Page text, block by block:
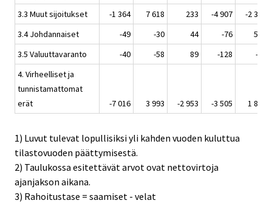
3.3 Muut sijoitukset
-1 364 7 618 233 -4 907
-2 398
3.4 Johdannaiset
-49 -30 44 -76
533
3.5 Valuuttavaranto
-40 -58 89 -128
-40
4. Virheelliset ja
tunnistamattomat
erät
-7 016 3 993 -2 953 -3 505 1 888
1) Luvut tulevat lopullisiksi yli kahden vuoden kuluttua
tilastovuoden päättymisestä.
2) Taulukossa esitettävät arvot ovat nettovirtoja
ajanjakson aikana.
3) Rahoitustase = saamiset - velat